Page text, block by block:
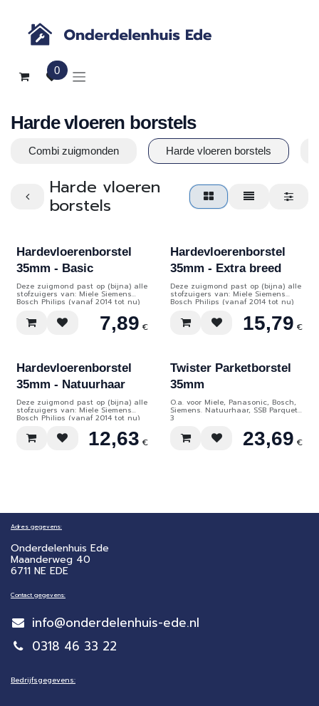
0
Harde vloeren borstels
Combi zuigmonden Harde vloeren borstels
Harde vloeren
borstels
Hardevloerenborstel
35mm - Basic
Deze zuigmond past op (bijna) alle
stofzuigers van: Miele Siemens
Bosch Philips (vanaf 2014 tot nu)
modellen) 7,89 €
Hardevloerenborstel
35mm - Extra breed
Deze zuigmond past op (bijna) alle
stofzuigers van: Miele Siemens
Bosch Philips (vanaf 2014 tot nu)
15,79 €
Hardevloerenborstel
35mm - Natuurhaar
Deze zuigmond past op (bijna) alle
stofzuigers van: Miele Siemens
Bosch Philips (vanaf 2014 tot nu)
modellen) 12,63 €
Twister Parketborstel
35mm
O.a. voor Miele, Panasonic, Bosch,
Siemens. Natuurhaar, SSB Parquet-
3
23,69 €
Adres gegevens:
Onderdelenhuis Ede
Maanderweg 40
6711 NE EDE
Contact gegevens:
info@onderdelenhuis-ede.nl
0318 46 33 22
Bedrijfsgegevens: